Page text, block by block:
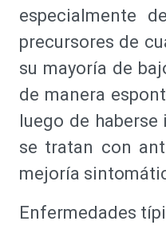
especialmente
precursores de
su mayoría de
de manera
luego de
se tratan con
mejoría
Enfermedades